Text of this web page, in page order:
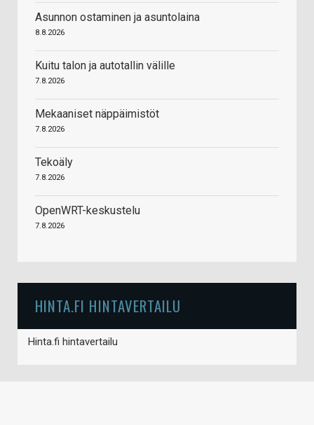
Asunnon ostaminen ja asuntolaina
8.8.2026
Kuitu talon ja autotallin välille
7.8.2026
Mekaaniset näppäimistöt
7.8.2026
Tekoäly
7.8.2026
OpenWRT-keskustelu
7.8.2026
HINTA.FI HINTAVERTAILU
Hinta.fi hintavertailu